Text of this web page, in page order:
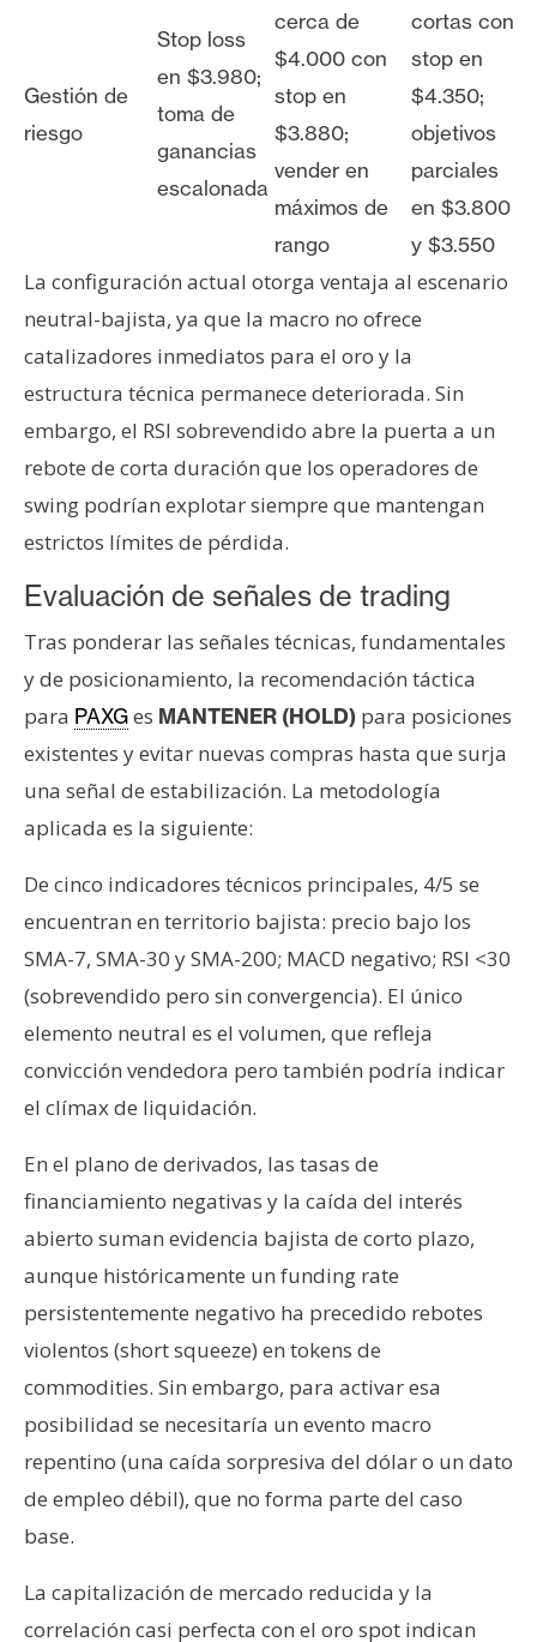
Gestión de
riesgo
Stop loss
en $3.980;
toma de
ganancias
escalonada
cerca de
$4.000 con
stop en
$3.880;
vender en
máximos de
rango
cortas con
stop en
$4.350;
objetivos
parciales
en $3.800
y $3.550
La configuración actual otorga ventaja al escenario
neutral-bajista, ya que la macro no ofrece
catalizadores inmediatos para el oro y la
estructura técnica permanece deteriorada. Sin
embargo, el RSI sobrevendido abre la puerta a un
rebote de corta duración que los operadores de
swing podrían explotar siempre que mantengan
estrictos límites de pérdida.
Evaluación de señales de trading
Tras ponderar las señales técnicas, fundamentales
y de posicionamiento, la recomendación táctica
para PAXGes MANTENER (HOLD) para posiciones
existentes y evitar nuevas compras hasta que surja
una señal de estabilización. La metodología
aplicada es la siguiente:
De cinco indicadores técnicos principales, 4/5 se
encuentran en territorio bajista: precio bajo los
SMA-7, SMA-30 y SMA-200; MACD negativo; RSI <30
(sobrevendido pero sin convergencia). El único
elemento neutral es el volumen, que refleja
convicción vendedora pero también podría indicar
el clímax de liquidación.
En el plano de derivados, las tasas de
financiamiento negativas y la caída del interés
abierto suman evidencia bajista de corto plazo,
aunque históricamente un funding rate
persistentemente negativo ha precedido rebotes
violentos (short squeeze) en tokens de
commodities. Sin embargo, para activar esa
posibilidad se necesitaría un evento macro
repentino (una caída sorpresiva del dólar o un dato
de empleo débil), que no forma parte del caso
base.
La capitalización de mercado reducida y la
correlación casi perfecta con el oro spot indican